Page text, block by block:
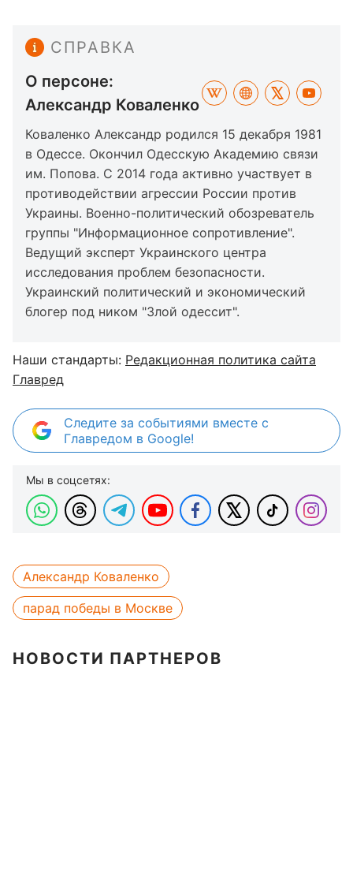
СПРАВКА
О персоне:
Александр Коваленко
Коваленко Александр родился 15 декабря 1981
в Одессе. Окончил Одесскую Академию связи
им. Попова. С 2014 года активно участвует в
противодействии агрессии России против
Украины. Военно-политический обозреватель
группы "Информационное сопротивление".
Ведущий эксперт Украинского центра
исследования проблем безопасности.
Украинский политический и экономический
блогер под ником "Злой одессит".
Наши стандарты: Редакционная политика сайта
Главред
Следите за событиями вместе с
Главредом в Google!
Мы в соцсетях:
Александр Коваленко
парад победы в Москве
НОВОСТИ ПАРТНЕРОВ